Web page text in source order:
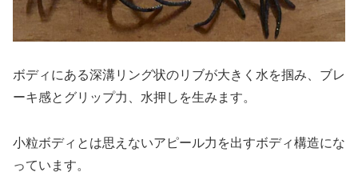
ボディにある深溝リング状のリブが大きく水を掴み、ブレ
ーキ感とグリップ力、水押しを生みます。
小粒ボディとは思えないアピール力を出すボディ構造にな
っています。